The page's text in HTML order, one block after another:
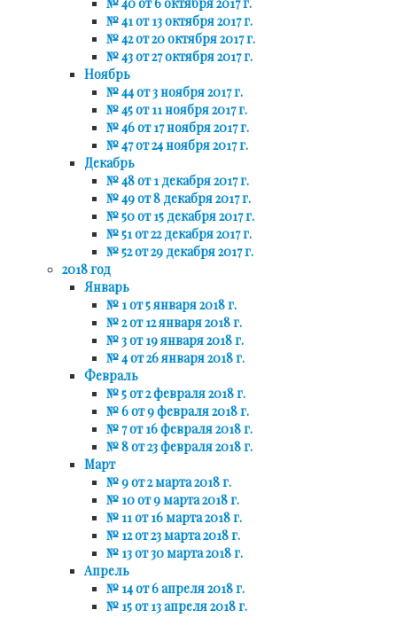
№ 41 от 13 октября 2017 г.
№ 42 от 20 октября 2017 г.
№ 43 от 27 октября 2017 г.
Ноябрь
№ 44 от 3 ноября 2017 г.
№ 45 от 11 ноября 2017 г.
№ 46 от 17 ноября 2017 г.
№ 47 от 24 ноября 2017 г.
Декабрь
№ 48 от 1 декабря 2017 г.
№ 49 от 8 декабря 2017 г.
№ 50 от 15 декабря 2017 г.
№ 51 от 22 декабря 2017 г.
№ 52 от 29 декабря 2017 г.
2018 год
Январь
№ 1 от 5 января 2018 г.
№ 2 от 12 января 2018 г.
№ 3 от 19 января 2018 г.
№ 4 от 26 января 2018 г.
Февраль
№ 5 от 2 февраля 2018 г.
№ 6 от 9 февраля 2018 г.
№ 7 от 16 февраля 2018 г.
№ 8 от 23 февраля 2018 г.
Март
№ 9 от 2 марта 2018 г.
№ 10 от 9 марта 2018 г.
№ 11 от 16 марта 2018 г.
№ 12 от 23 марта 2018 г.
№ 13 от 30 марта 2018 г.
Апрель
№ 14 от 6 апреля 2018 г.
№ 15 от 13 апреля 2018 г.